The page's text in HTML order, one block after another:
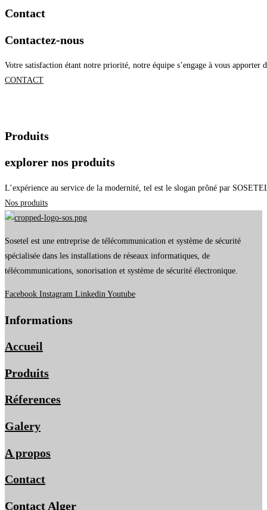
Contact
Contactez-nous
Votre satisfaction étant notre priorité, notre équipe s’engage à vous apporter
CONTACT
Produits
explorer nos produits
L’expérience au service de la modernité, tel est le slogan prôné par
Nos produits
Sosetel est une entreprise de télécommunication et système de sécurité
spécialisée dans les installations de réseaux informatiques, de
télécommunications, sonorisation et système de sécurité électronique.
Facebook Instagram Linkedin Youtube
Informations
Accueil
Produits
Réferences
Galery
A propos
Contact
Contact Alger